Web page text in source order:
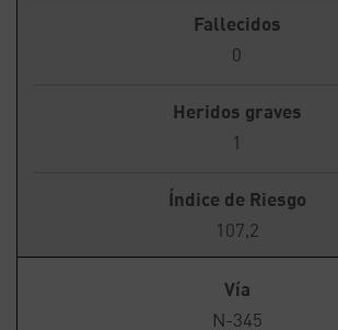
Fallecidos
0
Heridos graves
1
Índice de Riesgo
107,2
Vía
N-345